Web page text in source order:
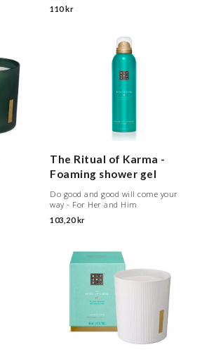
110 kr
The Ritual of Karma -
Foaming shower gel
Do good and good will come your
way - For Her and Him
103,20 kr